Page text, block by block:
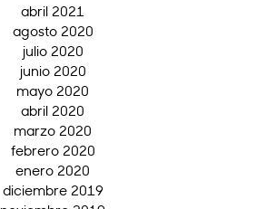
abril 2021
agosto 2020
julio 2020
junio 2020
mayo 2020
abril 2020
marzo 2020
febrero 2020
enero 2020
diciembre 2019